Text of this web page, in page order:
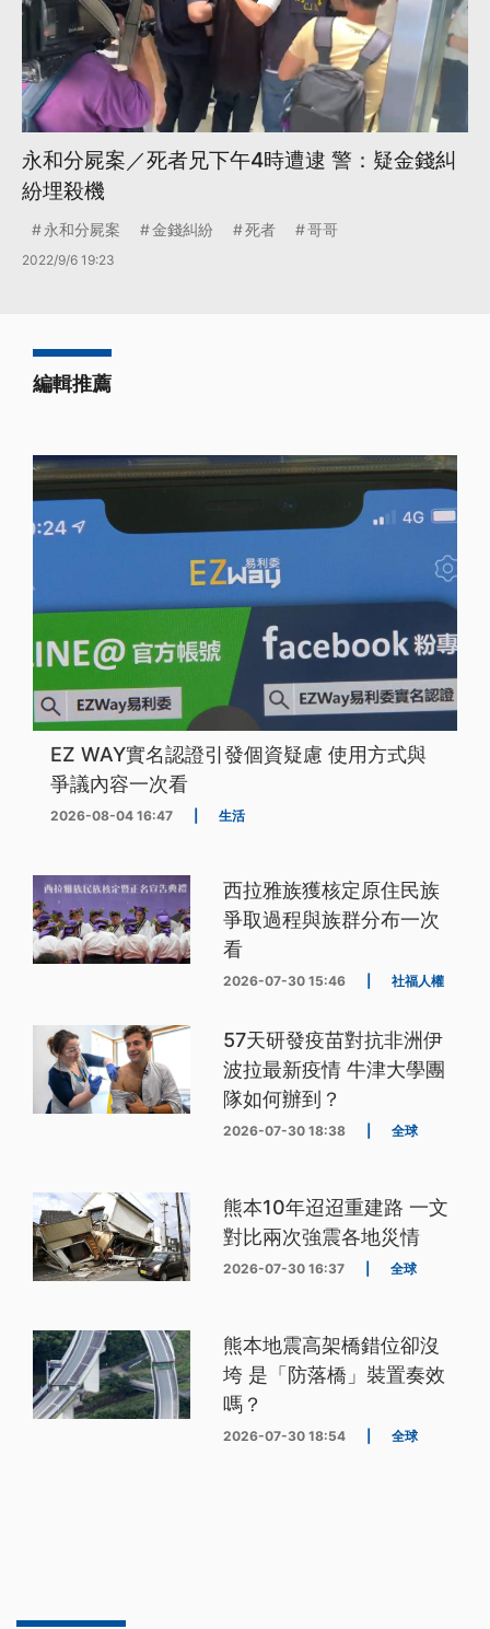
永和分屍案／死者兄下午4時遭逮 警：疑金錢糾
紛埋殺機
永和分屍案 金錢糾紛 死者 哥哥
2022/9/6 19:23
編輯推薦
EZ WAY實名認證引發個資疑慮 使用方式與
爭議內容一次看
2026-08-04 16:47 生活
西拉雅族獲核定原住民族
爭取過程與族群分布一次
看
2026-07-30 15:46 社福人權
57天研發疫苗對抗非洲伊
波拉最新疫情 牛津大學團
隊如何辦到？
2026-07-30 18:38 全球
熊本10年迢迢重建路 一文
對比兩次強震各地災情
2026-07-30 16:37 全球
熊本地震高架橋錯位卻沒
垮 是「防落橋」裝置奏效
嗎？
2026-07-30 18:54 全球